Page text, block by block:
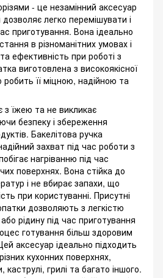
- це незамінний аксесуар
легко перемішувати і
приготування. Вона ідеально
в різноманітних умовах і
ефективність при роботі з
виготовлена з високоякісної
її міцною, надійною та
з їжею та не викликає
безпеку і збереження
Бакелітова ручка
захват під час роботи з
нагріванню під час
поверхнях. Вона стійка до
і не вбирає запахи, що
при користуванні. Присутні
дозволяють з легкістю
рідину під час приготування
готування більш здоровим
аксесуар ідеально підходить
кухонних поверхнях,
грилі та багато іншого.